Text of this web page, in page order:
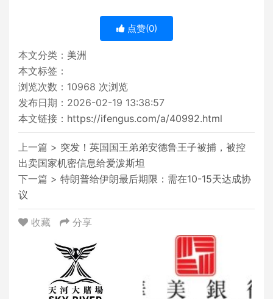
点赞(0)
本文分类： 美洲
本文标签：
浏览次数： 10968 次浏览
发布日期：2026-02-19 13:38:57
本文链接： https://ifengus.com/a/40992.html
上一篇 > 突发！英国国王弟弟安德鲁王子被捕，被控
出卖国家机密信息给爱泼斯坦
下一篇 > 特朗普给伊朗最后期限：需在10-15天达成协
议
收藏 分享